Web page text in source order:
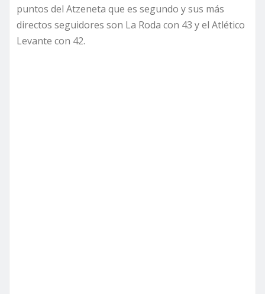
puntos del Atzeneta que es segundo y sus más
directos seguidores son La Roda con 43 y el Atlético
Levante con 42.